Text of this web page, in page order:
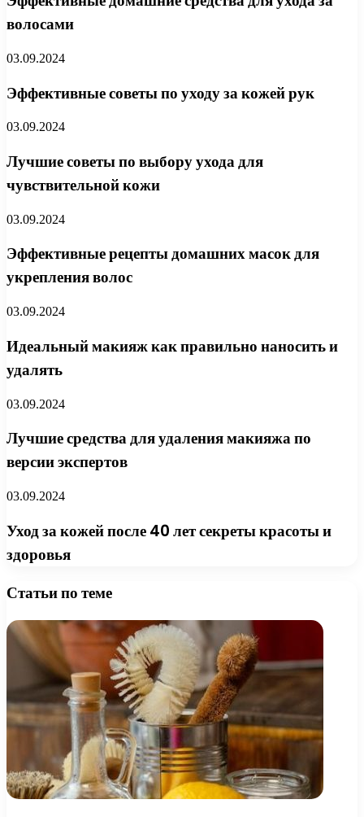
волосами
03.09.2024
Эффективные советы по уходу за кожей рук
03.09.2024
Лучшие советы по выбору ухода для
чувствительной кожи
03.09.2024
Эффективные рецепты домашних масок для
укрепления волос
03.09.2024
Идеальный макияж как правильно наносить и
удалять
03.09.2024
Лучшие средства для удаления макияжа по
версии экспертов
03.09.2024
Уход за кожей после 40 лет секреты красоты и
здоровья
Статьи по теме